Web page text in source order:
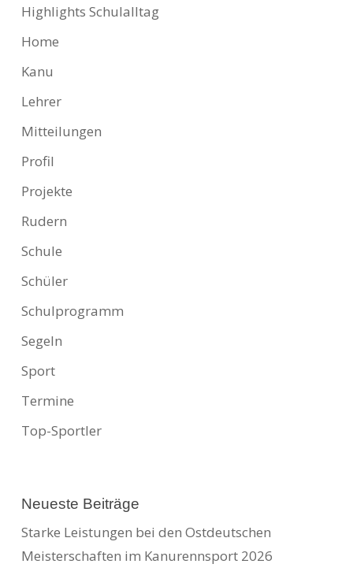
Highlights Schulalltag
Home
Kanu
Lehrer
Mitteilungen
Profil
Projekte
Rudern
Schule
Schüler
Schulprogramm
Segeln
Sport
Termine
Top-Sportler
Neueste Beiträge
Starke Leistungen bei den Ostdeutschen
Meisterschaften im Kanurennsport 2026